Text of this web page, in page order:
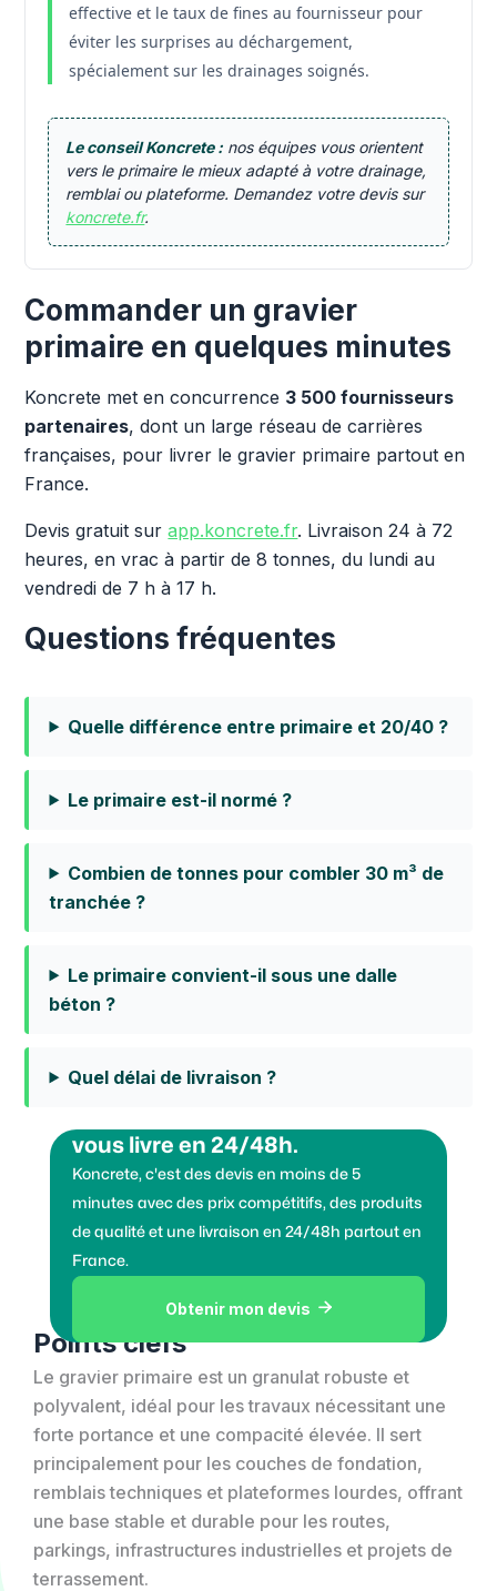
effective et le taux de fines au fournisseur pour
éviter les surprises au déchargement,
spécialement sur les drainages soignés.
Le conseil Koncrete : nos équipes vous orientent
vers le primaire le mieux adapté à votre drainage,
remblai ou plateforme. Demandez votre devis sur
koncrete.fr.
Commander un gravier
primaire en quelques minutes
Koncrete met en concurrence 3 500 fournisseurs
partenaires, dont un large réseau de carrières
françaises, pour livrer le gravier primaire partout en
France.
Devis gratuit surapp.koncrete.fr. Livraison 24 à 72
heures, en vrac à partir de 8 tonnes, du lundi au
vendredi de 7 h à 17 h.
Questions fréquentes
Quelle différence entre primaire et 20/40 ?
Le primaire est-il normé ?
Combien de tonnes pour combler 30 m³ de
tranchée ?
Le primaire convient-il sous une dalle
béton ?
Quel délai de livraison ?
vous livre en 24/48h.
Koncrete, c'est des devis en moins de 5
minutes avec des prix compétitifs, des produits
de qualité et une livraison en 24/48h partout en
France.
Obtenir mon devis 
Points clefs
Le gravier primaire est un granulat robuste et
polyvalent, idéal pour les travaux nécessitant une
forte portance et une compacité élevée. Il sert
principalement pour les couches de fondation,
remblais techniques et plateformes lourdes, offrant
une base stable et durable pour les routes,
parkings, infrastructures industrielles et projets de
terrassement.